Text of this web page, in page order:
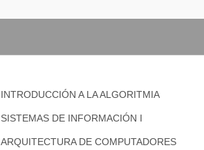
INTRODUCCIÓN A LA ALGORITMIA
SISTEMAS DE INFORMACIÓN I
ARQUITECTURA DE COMPUTADORES